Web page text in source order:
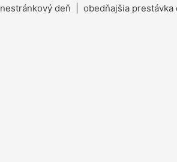
nestránkový deň | obedňajšia prestávka